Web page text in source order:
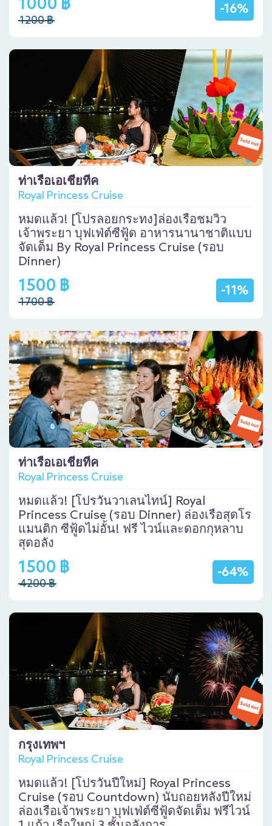
-16%
1000 ฿
1200 ฿
ท่าเรือเอเชียทีค
Royal Princess Cruise
หมดแล้ว! [โปรลอยกระทง]ล่องเรือชมวิว
เจ้าพระยา บุฟเฟ่ต์ซีฟู้ด อาหารนานาชาติแบบ
จัดเต็ม By Royal Princess Cruise (รอบ
Dinner)
-11%
1500 ฿
1700 ฿
ท่าเรือเอเชียทีค
Royal Princess Cruise
หมดแล้ว! [โปรวันวาเลนไทน์] Royal
Princess Cruise (รอบ Dinner) ล่องเรือสุดโร
แมนติก ซีฟู้ดไม่อั้น! ฟรี ไวน์และดอกกุหลาบ
สุดอลัง
-64%
1500 ฿
4200 ฿
กรุงเทพฯ
Royal Princess Cruise
หมดแล้ว! [โปรวันปีใหม่] Royal Princess
Cruise (รอบ Countdown) นับถอยหลังปีใหม่
ล่องเรือเจ้าพระยา บุฟเฟ่ต์ซีฟู้ดจัดเต็ม ฟรีไวน์